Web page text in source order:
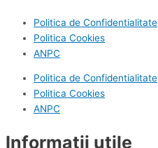
Politica de Confidentialitate
Politica Cookies
ANPC
Politica de Confidentialitate
Politica Cookies
ANPC
Informatii utile